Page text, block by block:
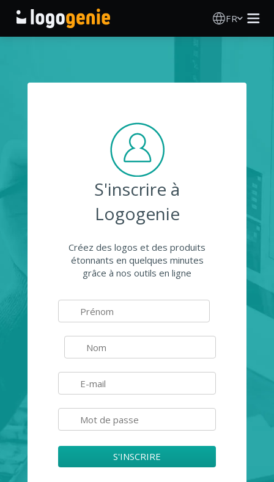
FR
Générateur de logo IA
Produits imprimés
SE CONNECTER
S'inscrire à
Logogenie
Créez des logos et des produits
étonnants en quelques minutes
grâce à nos outils en ligne
S'INSCRIRE